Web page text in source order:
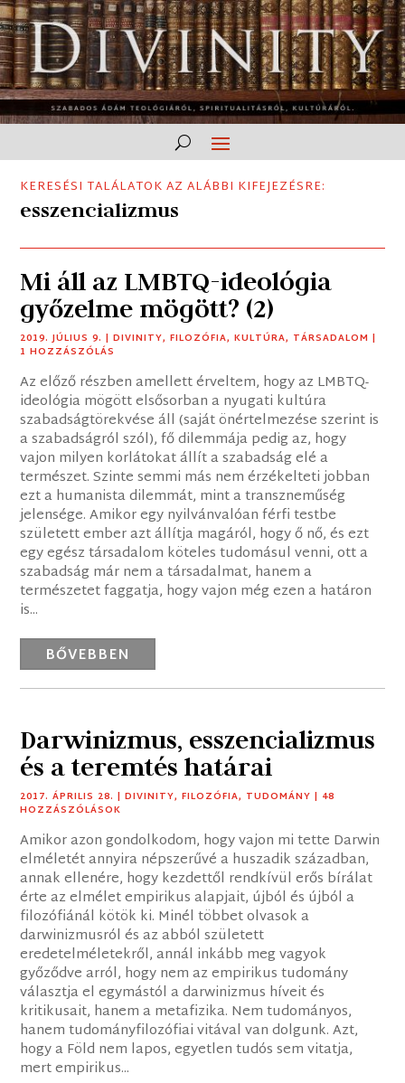
KERESÉSI TALÁLATOK AZ ALÁBBI KIFEJEZÉSRE:
esszencializmus
Mi áll az LMBTQ-ideológia
győzelme mögött? (2)
2019. JÚLIUS 9. |DIVINITY,FILOZÓFIA,KULTÚRA, TÁRSADALOM |
1 HOZZÁSZÓLÁS
Az előző részben amellett érveltem, hogy az LMBTQ-
ideológia mögött elsősorban a nyugati kultúra
szabadságtörekvése áll (saját önértelmezése szerint is
a szabadságról szól), fő dilemmája pedig az, hogy
vajon milyen korlátokat állít a szabadság elé a
természet. Szinte semmi más nem érzékelteti jobban
ezt a humanista dilemmát, mint a transzneműség
jelensége. Amikor egy nyilvánvalóan férfi testbe
született ember azt állítja magáról, hogy ő nő, és ezt
egy egész társadalom köteles tudomásul venni, ott a
szabadság már nem a társadalmat, hanem a
természetet faggatja, hogy vajon még ezen a határon
is...
BŐVEBBEN
Darwinizmus, esszencializmus
és a teremtés határai
2017. ÁPRILIS 28. |DIVINITY,FILOZÓFIA, TUDOMÁNY | 48
HOZZÁSZÓLÁSOK
Amikor azon gondolkodom, hogy vajon mi tette Darwin
elméletét annyira népszerűvé a huszadik században,
annak ellenére, hogy kezdettől rendkívül erős bírálat
érte az elmélet empirikus alapjait, újból és újból a
filozófiánál kötök ki. Minél többet olvasok a
darwinizmusról és az abból született
eredetelméletekről, annál inkább meg vagyok
győződve arról, hogy nem az empirikus tudomány
választja el egymástól a darwinizmus híveit és
kritikusait, hanem a metafizika. Nem tudományos,
hanem tudományfilozófiai vitával van dolgunk. Azt,
hogy a Föld nem lapos, egyetlen tudós sem vitatja,
mert empirikus...